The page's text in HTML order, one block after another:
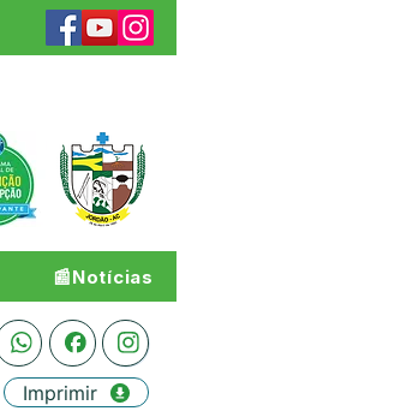
📰Notícias
Imprimir